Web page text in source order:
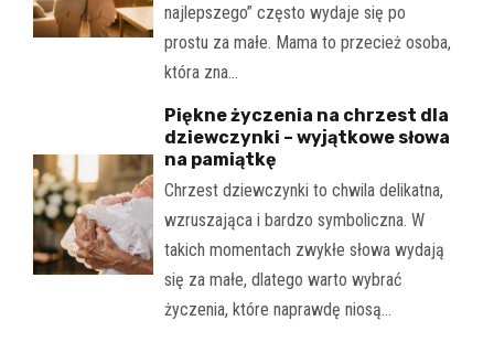
najlepszego” często wydaje się po
prostu za małe. Mama to przecież osoba,
która zna…
Piękne życzenia na chrzest dla
dziewczynki – wyjątkowe słowa
na pamiątkę
Chrzest dziewczynki to chwila delikatna,
wzruszająca i bardzo symboliczna. W
takich momentach zwykłe słowa wydają
się za małe, dlatego warto wybrać
życzenia, które naprawdę niosą…